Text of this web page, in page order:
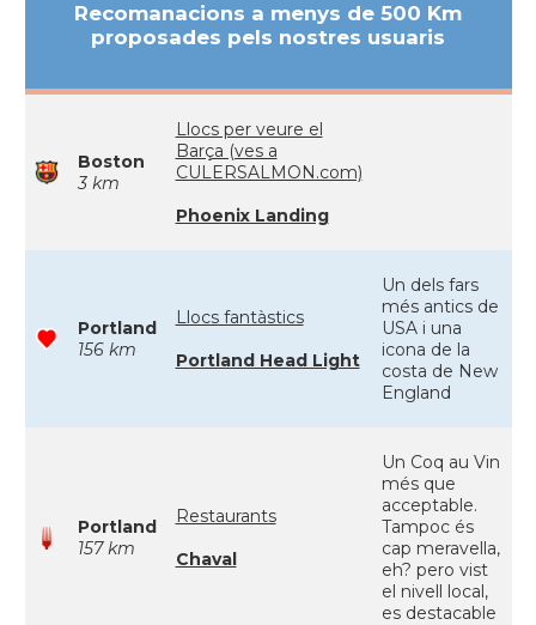
Recomanacions a menys de 500 Km
proposades pels nostres usuaris
Boston
3 km
Llocs per veure el
Barça (ves a
CULERSALMON.com)
Phoenix Landing
Portland
156 km
Llocs fantàstics
Portland Head Light
Un dels fars
més antics de
USA i una
icona de la
costa de New
England
Portland
157 km
Restaurants
Chaval
Un Coq au Vin
més que
acceptable.
Tampoc és
cap meravella,
eh? pero vist
el nivell local,
es destacable